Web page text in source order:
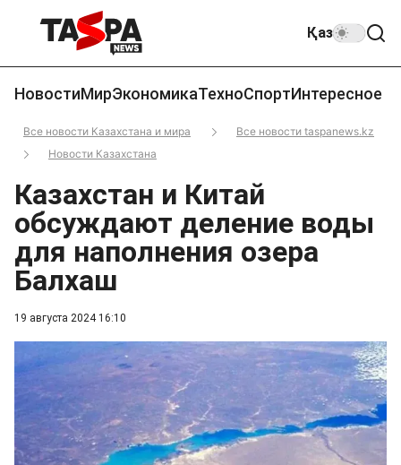
Қаз
НовостиМирЭкономикаТехноСпортИнтересное
Все новости Казахстана и мира
Все новости taspanews.kz
Новости Казахстана
19 августа 2024 16:10
Казахстан и Китай
обсуждают деление воды
для наполнения озера
Балхаш